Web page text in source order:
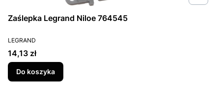
Zaślepka Legrand Niloe 764545
PRODUCENT
LEGRAND
Cena
14,13 zł
Do koszyka